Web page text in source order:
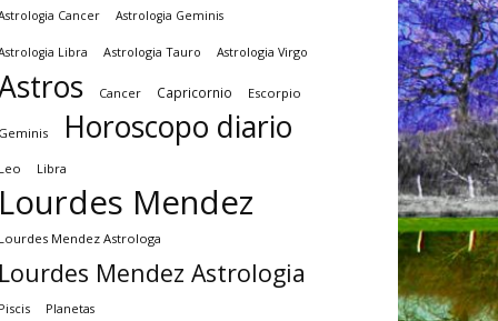
Cancer Astrologia Geminis
Libra Astrologia Tauro Astrologia Virgo
Cancer Capricornio Escorpio
Horoscopo diario
Libra
Mendez
Mendez Astrologa
Mendez Astrologia
Planetas